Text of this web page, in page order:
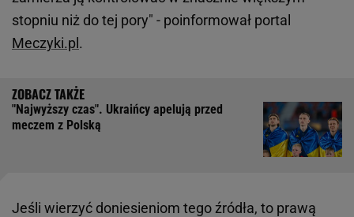
stopniu niż do tej pory" - poinformował portal
Meczyki.pl .
"Najwyższy czas". Ukraińcy apelują przed
meczem z Polską
Jeśli wierzyć doniesieniom tego źródła, to prawą